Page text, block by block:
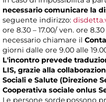
necessario comunicare la
seguente indirizzo:
ore 8.30 – 17.00/ ven. ore
necessario chiamare il
giorni dalle ore 9.00 alle
L'incontro prevede
LIS, grazie alla
Sociali e Salute (Direzione
Cooperativa sociale onlus
Le persone sorde possono